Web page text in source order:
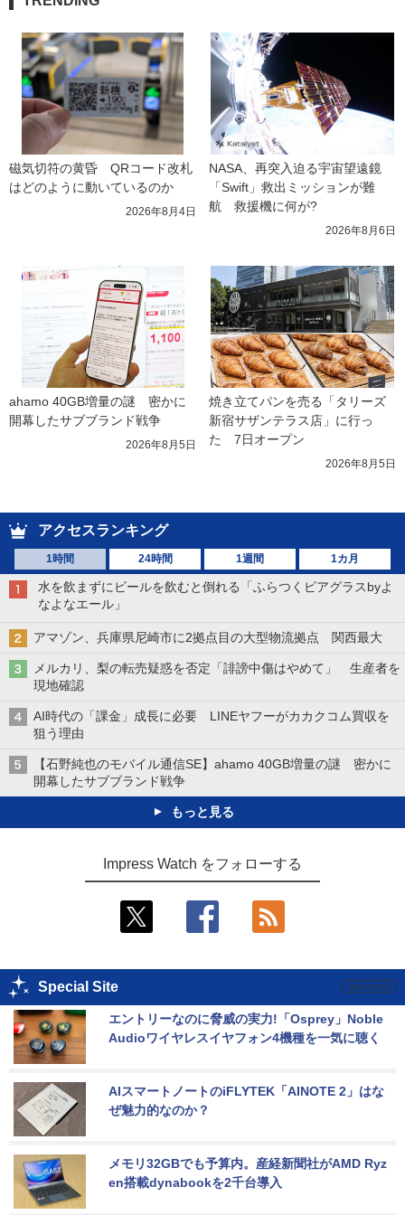
磁気切符の黄昏　QRコード改札
はどのように動いているのか
2026年8月4日
NASA、再突入迫る宇宙望遠鏡
「Swift」救出ミッションが難
航　救援機に何が?
2026年8月6日
ahamo 40GB増量の謎　密かに
開幕したサブブランド戦争
2026年8月5日
焼き立てパンを売る「タリーズ
新宿サザンテラス店」に行っ
た　7日オープン
2026年8月5日
アクセスランキング
1時間 24時間 1週間 1カ月
水を飲まずにビールを飲むと倒れる「ふらつくビアグラスbyよ
なよなエール」
アマゾン、兵庫県尼崎市に2拠点目の大型物流拠点 関西最大
メルカリ、梨の転売疑惑を否定「誹謗中傷はやめて」 生産者を
現地確認
AI時代の「課金」成長に必要 LINEヤフーがカカクコム買収を
狙う理由
【石野純也のモバイル通信SE】ahamo 40GB増量の謎 密かに
開幕したサブブランド戦争
もっと見る
Impress Watch をフォローする
Special Site
エントリーなのに脅威の実力!「Osprey」Noble
Audioワイヤレスイヤフォン4機種を一気に聴く
AIスマートノートのiFLYTEK「AINOTE 2」はな
ぜ魅力的なのか？
メモリ32GBでも予算内。産経新聞社がAMD Ryz
en搭載dynabookを2千台導入